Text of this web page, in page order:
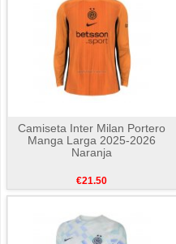
Camiseta Inter Milan Portero
Manga Larga 2025-2026
Naranja
€21.50